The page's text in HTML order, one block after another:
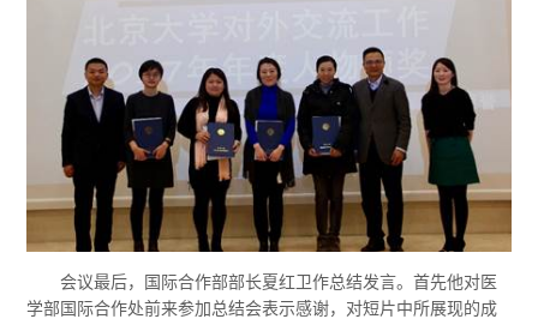
会议最后，国际合作部部长夏红卫作总结发言。首先他对医
学部国际合作处前来参加总结会表示感谢，对短片中所展现的成